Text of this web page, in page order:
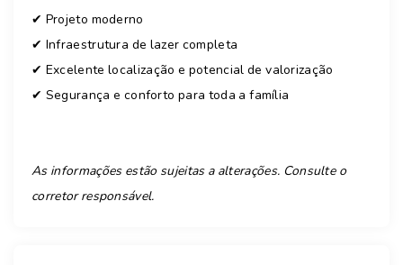
✔ Projeto moderno
✔ Infraestrutura de lazer completa
✔ Excelente localização e potencial de valorização
✔ Segurança e conforto para toda a família
As informações estão sujeitas a alterações. Consulte o
corretor responsável.